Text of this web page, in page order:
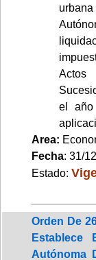
el
Area:
Fecha: 31/
Estado:
Orden De
Establece
Autónoma